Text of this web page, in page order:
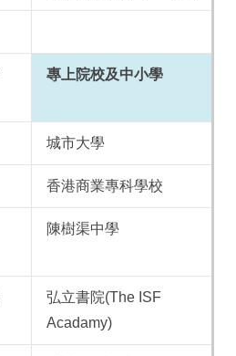
專上院校及中小學
城市大學
香港商業專科學校
陳樹渠中學
弘立書院(The ISF
Acadamy)